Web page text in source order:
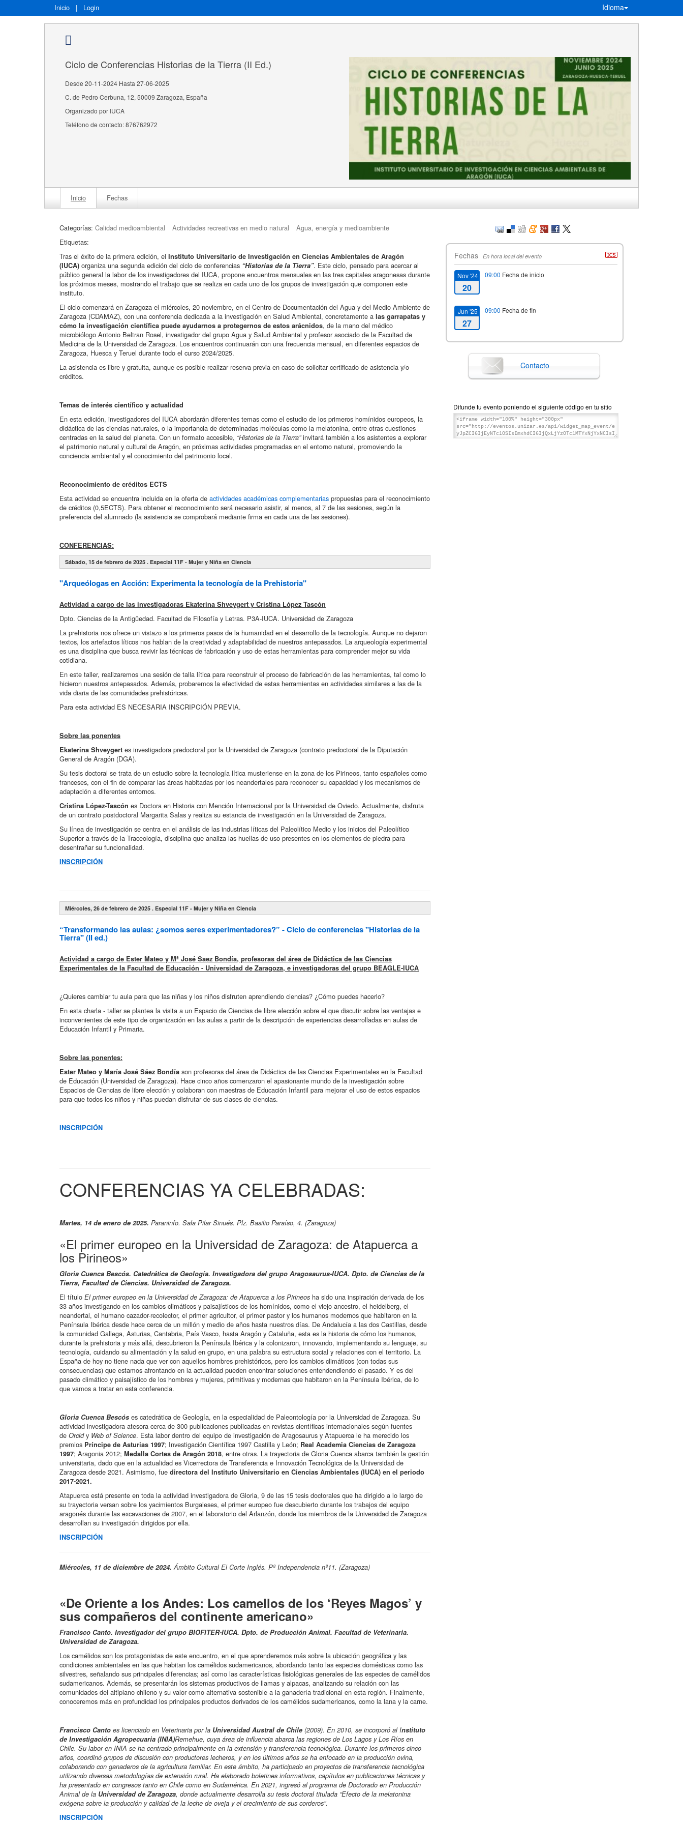
Inicio | Login Idioma
Ciclo de Conferencias Historias de la Tierra (II Ed.)
Desde 20-11-2024 Hasta 27-06-2025
C. de Pedro Cerbuna, 12, 50009 Zaragoza, España
Organizado por IUCA
Teléfono de contacto: 876762972
Inicio Fechas
Categorías: Calidad medioambiental Actividades recreativas en medio natural
Agua, energía y medioambiente
Etiquetas:
Tras el éxito de la primera edición, el Instituto Universitario de Investigación en Ciencias Ambientales de Aragón
(IUCA) organiza una segunda edición del ciclo de conferencias “Historias de la Tierra”. Este ciclo, pensado para acercar al
público general la labor de los investigadores del IUCA, propone encuentros mensuales en las tres capitales aragonesas durante
los próximos meses, mostrando el trabajo que se realiza en cada uno de los grupos de investigación que componen este
instituto.
El ciclo comenzará en Zaragoza el miércoles, 20 noviembre, en el Centro de Documentación del Agua y del Medio Ambiente de
Zaragoza (CDAMAZ), con una conferencia dedicada a la investigación en Salud Ambiental, concretamente a las garrapatas y
cómo la investigación científica puede ayudarnos a protegernos de estos arácnidos, de la mano del médico
microbiólogo Antonio Beltran Rosel, investigador del grupo Agua y Salud Ambiental y profesor asociado de la Facultad de
Medicina de la Universidad de Zaragoza. Los encuentros continuarán con una frecuencia mensual, en diferentes espacios de
Zaragoza, Huesca y Teruel durante todo el curso 2024/2025.
La asistencia es libre y gratuita, aunque es posible realizar reserva previa en caso de solicitar certificado de asistencia y/o
créditos.
Temas de interés científico y actualidad
En esta edición, investigadores del IUCA abordarán diferentes temas como el estudio de los primeros homínidos europeos, la
didáctica de las ciencias naturales, o la importancia de determinadas moléculas como la melatonina, entre otras cuestiones
centradas en la salud del planeta. Con un formato accesible, “Historias de la Tierra”invitará también a los asistentes a explorar
el patrimonio natural y cultural de Aragón, en próximas actividades programadas en el entorno natural, promoviendo la
conciencia ambiental y el conocimiento del patrimonio local.
Reconocimiento de créditos ECTS
Esta actividad se encuentra incluida en la oferta de actividades académicas complementarias propuestas para el reconocimiento
de créditos (0,5ECTS). Para obtener el reconocimiento será necesario asistir, al menos, al 7 de las sesiones, según la
preferencia del alumnado (la asistencia se comprobará mediante firma en cada una de las sesiones).
CONFERENCIAS:
Sábado, 15 de febrero de 2025 . Especial 11F - Mujer y Niña en Ciencia
"Arqueólogas en Acción: Experimenta la tecnología de la Prehistoria"
Actividad a cargo de las investigadoras Ekaterina Shveygert y Cristina López Tascón
Dpto. Ciencias de la Antigüedad. Facultad de Filosofía y Letras. P3A-IUCA. Universidad de Zaragoza
La prehistoria nos ofrece un vistazo a los primeros pasos de la humanidad en el desarrollo de la tecnología. Aunque no dejaron
textos, los artefactos líticos nos hablan de la creatividad y adaptabilidad de nuestros antepasados. La arqueología experimental
es una disciplina que busca revivir las técnicas de fabricación y uso de estas herramientas para comprender mejor su vida
cotidiana.
En este taller, realizaremos una sesión de talla lítica para reconstruir el proceso de fabricación de las herramientas, tal como lo
hicieron nuestros antepasados. Además, probaremos la efectividad de estas herramientas en actividades similares a las de la
vida diaria de las comunidades prehistóricas.
Para esta actividad ES NECESARIA INSCRIPCIÓN PREVIA.
Sobre las ponentes
Ekaterina Shveygert es investigadora predoctoral por la Universidad de Zaragoza (contrato predoctoral de la Diputación
General de Aragón (DGA).
Su tesis doctoral se trata de un estudio sobre la tecnología lítica musteriense en la zona de los Pirineos, tanto españoles como
franceses, con el fin de comparar las áreas habitadas por los neandertales para reconocer su capacidad y los mecanismos de
adaptación a diferentes entornos.
Cristina López-Tascón es Doctora en Historia con Mención Internacional por la Universidad de Oviedo. Actualmente, disfruta
de un contrato postdoctoral Margarita Salas y realiza su estancia de investigación en la Universidad de Zaragoza.
Su línea de investigación se centra en el análisis de las industrias líticas del Paleolítico Medio y los inicios del Paleolítico
Superior a través de la Traceología, disciplina que analiza las huellas de uso presentes en los elementos de piedra para
desentrañar su funcionalidad.
INSCRIPCIÓN
Miércoles, 26 de febrero de 2025 . Especial 11F - Mujer y Niña en Ciencia
“Transformando las aulas: ¿somos seres experimentadores?” - Ciclo de conferencias "Historias de la
Tierra" (II ed.)
Actividad a cargo de Ester Mateo y Mª José Saez Bondía, profesoras del área de Didáctica de las Ciencias
Experimentales de la Facultad de Educación - Universidad de Zaragoza, e investigadoras del grupo BEAGLE-IUCA
¿Quieres cambiar tu aula para que las niñas y los niños disfruten aprendiendo ciencias? ¿Cómo puedes hacerlo?
En esta charla - taller se plantea la visita a un Espacio de Ciencias de libre elección sobre el que discutir sobre las ventajas e
inconvenientes de este tipo de organización en las aulas a partir de la descripción de experiencias desarrolladas en aulas de
Educación Infantil y Primaria.
Sobre las ponentes:
Ester Mateo y María José Sáez Bondía son profesoras del área de Didáctica de las Ciencias Experimentales en la Facultad
de Educación (Universidad de Zaragoza). Hace cinco años comenzaron el apasionante mundo de la investigación sobre
Espacios de Ciencias de libre elección y colaboran con maestras de Educación Infantil para mejorar el uso de estos espacios
para que todos los niños y niñas puedan disfrutar de sus clases de ciencias.
INSCRIPCIÓN
CONFERENCIAS YA CELEBRADAS:
Martes, 14 de enero de 2025. Paraninfo. Sala Pilar Sinués. Plz. Basilio Paraíso, 4. (Zaragoza)
«El primer europeo en la Universidad de Zaragoza: de Atapuerca a
los Pirineos»
Gloria Cuenca Bescós. Catedrática de Geología. Investigadora del grupo Aragosaurus-IUCA. Dpto. de Ciencias de la
Tierra, Facultad de Ciencias. Universidad de Zaragoza.
El título El primer europeo en la Universidad de Zaragoza: de Atapuerca a los Pirineos ha sido una inspiración derivada de los
33 años investigando en los cambios climáticos y paisajísticos de los homínidos, como el viejo ancestro, el heidelberg, el
neandertal, el humano cazador-recolector, el primer agricultor, el primer pastor y los humanos modernos que habitaron en la
Península Ibérica desde hace cerca de un millón y medio de años hasta nuestros días. De Andalucía a las dos Castillas, desde
la comunidad Gallega, Asturias, Cantabria, País Vasco, hasta Aragón y Cataluña, esta es la historia de cómo los humanos,
durante la prehistoria y más allá, descubrieron la Península Ibérica y la colonizaron, innovando, implementando su lenguaje, su
tecnología, cuidando su alimentación y la salud en grupo, en una palabra su estructura social y relaciones con el territorio. La
España de hoy no tiene nada que ver con aquellos hombres prehistóricos, pero los cambios climáticos (con todas sus
consecuencias) que estamos afrontando en la actualidad pueden encontrar soluciones entendendiendo el pasado. Y es del
pasado climático y paisajístico de los hombres y mujeres, primitivas y modernas que habitaron en la Península Ibérica, de lo
que vamos a tratar en esta conferencia.
Gloria Cuenca Bescós es catedrática de Geología, en la especialidad de Paleontología por la Universidad de Zaragoza. Su
actividad investigadora atesora cerca de 300 publicaciones publicadas en revistas científicas internacionales según fuentes
de Orcidy Web of Science. Esta labor dentro del equipo de investigación de Aragosaurus y Atapuerca le ha merecido los
premios Príncipe de Asturias 1997; Investigación Científica 1997 Castilla y León; Real Academia Ciencias de Zaragoza
1997; Aragonia 2012; Medalla Cortes de Aragón 2018, entre otras. La trayectoria de Gloria Cuenca abarca también la gestión
universitaria, dado que en la actualidad es Vicerrectora de Transferencia e Innovación Tecnológica de la Universidad de
Zaragoza desde 2021. Asimismo, fue directora del Instituto Universitario en Ciencias Ambientales (IUCA) en el periodo
2017-2021.
Atapuerca está presente en toda la actividad investigadora de Gloria, 9 de las 15 tesis doctorales que ha dirigido a lo largo de
su trayectoria versan sobre los yacimientos Burgaleses, el primer europeo fue descubierto durante los trabajos del equipo
aragonés durante las excavaciones de 2007, en el laboratorio del Arlanzón, donde los miembros de la Universidad de Zaragoza
desarrollan su investigación dirigidos por ella.
INSCRIPCIÓN
Miércoles, 11 de diciembre de 2024. Ámbito Cultural El Corte Inglés. Pº Independencia nº11. (Zaragoza)
«De Oriente a los Andes: Los camellos de los ‘Reyes Magos’ y
sus compañeros del continente americano»
Francisco Canto. Investigador del grupo BIOFITER-IUCA. Dpto. de Producción Animal. Facultad de Veterinaria.
Universidad de Zaragoza.
Los camélidos son los protagonistas de este encuentro, en el que aprenderemos más sobre la ubicación geográfica y las
condiciones ambientales en las que habitan los camélidos sudamericanos, abordando tanto las especies domésticas como las
silvestres, señalando sus principales diferencias; así como las características fisiológicas generales de las especies de camélidos
sudamericanos. Además, se presentarán los sistemas productivos de llamas y alpacas, analizando su relación con las
comunidades del altiplano chileno y su valor como alternativa sostenible a la ganadería tradicional en esta región. Finalmente,
conoceremos más en profundidad los principales productos derivados de los camélidos sudamericanos, como la lana y la carne.
Francisco Canto es licenciado en Veterinaria por la Universidad Austral de Chile (2009). En 2010, se incorporó al Instituto
de Investigación Agropecuaria (INIA)Remehue, cuya área de influencia abarca las regiones de Los Lagos y Los Ríos en
Chile. Su labor en INIA se ha centrado principalmente en la extensión y transferencia tecnológica. Durante los primeros cinco
años, coordinó grupos de discusión con productores lecheros, y en los últimos años se ha enfocado en la producción ovina,
colaborando con ganaderos de la agricultura familiar. En este ámbito, ha participado en proyectos de transferencia tecnológica
utilizando diversas metodologías de extensión rural. Ha elaborado boletines informativos, capítulos en publicaciones técnicas y
ha presentado en congresos tanto en Chile como en Sudamérica. En 2021, ingresó al programa de Doctorado en Producción
Animal de la Universidad de Zaragoza, donde actualmente desarrolla su tesis doctoral titulada “Efecto de la melatonina
exógena sobre la producción y calidad de la leche de oveja y el crecimiento de sus corderos”.
INSCRIPCIÓN
Fechas En hora local del evento
Nov '24
20
09:00 Fecha de inicio
Jun '25
27
09:00 Fecha de fin
Contacto
Difunde tu evento poniendo el siguiente código en tu sitio